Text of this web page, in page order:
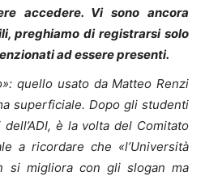
accedere. Vi sono ancora
preghiamo di registrarsi solo
ad essere presenti.
quello usato da Matteo Renzi
superficiale. Dopo gli studenti
è la volta del Comitato
a ricordare che «l’Università
si migliora con gli slogan ma